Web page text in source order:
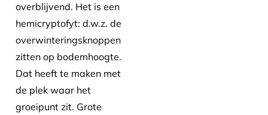
overblijvend. Het is een
hemicryptofyt: d.w.z. de
overwinteringsknoppen
zitten op bodemhoogte.
Dat heeft te maken met
de plek waar het
groeipunt zit. Grote